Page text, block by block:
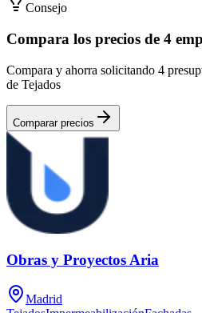
Consejo
Compara los precios de 4
Compara y ahorra solicitando 4
de Tejados
Comparar precios
Obras y Proyectos Aria
Madrid